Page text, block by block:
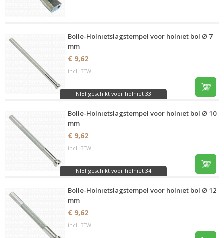
Bolle-Holnietslagstempel voor holniet bol Ø 7
mm
€ 9,62
incl. BTW
NIET geschikt voor holniet 33
Bolle-Holnietslagstempel voor holniet bol Ø 10
mm
€ 9,62
incl. BTW
NIET geschikt voor holniet 34
Bolle-Holnietslagstempel voor holniet bol Ø 12
mm
€ 9,62
incl. BTW